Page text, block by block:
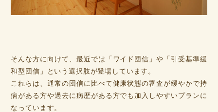
そんな方に向けて、最近では「ワイド団信」や「引受基準緩
和型団信」という選択肢が登場しています。
これらは、通常の団信に比べて健康状態の審査が緩やかで持
病がある方や過去に病歴がある方でも加入しやすいプランに
なっています。